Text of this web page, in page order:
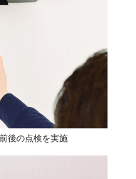
後の点検を実施